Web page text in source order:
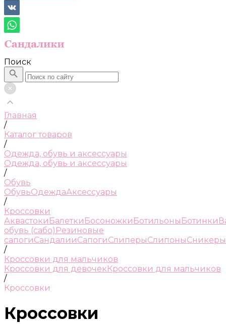
Поиск
Главная
/
Каталог товаров
/
Одежда, обувь и аксессуары
Одежда, обувь и аксессуары
/
Обувь
ОбувьОдеждаАксессуары
/
Кроссовки
Аквастоки Балетки Босоножки Ботильоны Ботинки
обувь (сабо) Резиновые
сапогиСандалииСапогиСлиперыСлипоныСникеры
/
Кроссовки для мальчиков
Кроссовки для девочекКроссовки для мальчиков
/
Кроссовки
Кроссовки